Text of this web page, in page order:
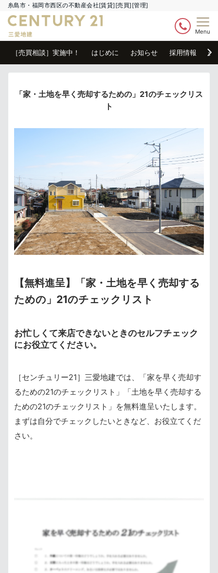
糸島市・福岡市西区の不動産会社[賃貸][売買][管理]
Menu
［売買相談］実施中！ はじめに お知らせ 採用情報 売
「家・土地を早く売却するための」21のチェックリス
ト
【無料進呈】「家・土地を早く売却する
ための」21のチェックリスト
お忙しくて来店できないときのセルフチェック
にお役立てください。
［センチュリー21］三愛地建では、「家を早く売却す
るための21のチェックリスト」「土地を早く売却する
ための21のチェックリスト」を無料進呈いたします。
まずは自分でチェックしたいときなど、お役立てくだ
さい。